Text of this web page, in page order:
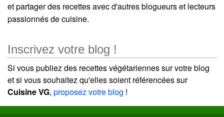
et partager des recettes avec d'autres blogueurs et lecteurs
passionnés de cuisine.
Inscrivez votre blog !
Si vous publiez des recettes végétariennes sur votre blog
et si vous souhaitez qu'elles soient référencées sur
Cuisine VG, proposez votre blog !